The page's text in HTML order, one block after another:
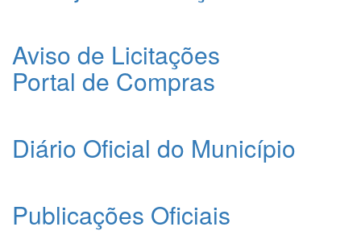
Aviso de Licitações
Portal de Compras
Diário Oficial do Município
Publicações Oficiais